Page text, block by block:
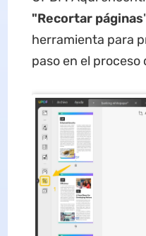
"Recortar páginas
herramienta para
paso en el proceso